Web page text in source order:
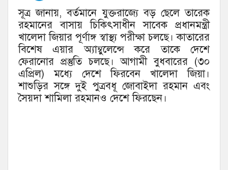
সূত্র জানায়, বর্তমানে যুক্তরাজ্যে বড় ছেলে তারেক
রহমানের বাসায় চিকিৎসাধীন সাবেক প্রধানমন্ত্রী
খালেদা জিয়ার পূর্ণাঙ্গ স্বাস্থ্য পরীক্ষা চলছে। কাতারের
বিশেষ এয়ার অ্যাম্বুলেন্সে করে তাকে দেশে
ফেরানোর প্রস্তুতি চলছে। আগামী বুধবারের (৩০
এপ্রিল) মধ্যে দেশে ফিরবেন খালেদা জিয়া।
শাশুড়ির সঙ্গে দুই পুত্রবধূ জোবাইদা রহমান এবং
সৈয়দা শামিলা রহমানও দেশে ফিরছেন।